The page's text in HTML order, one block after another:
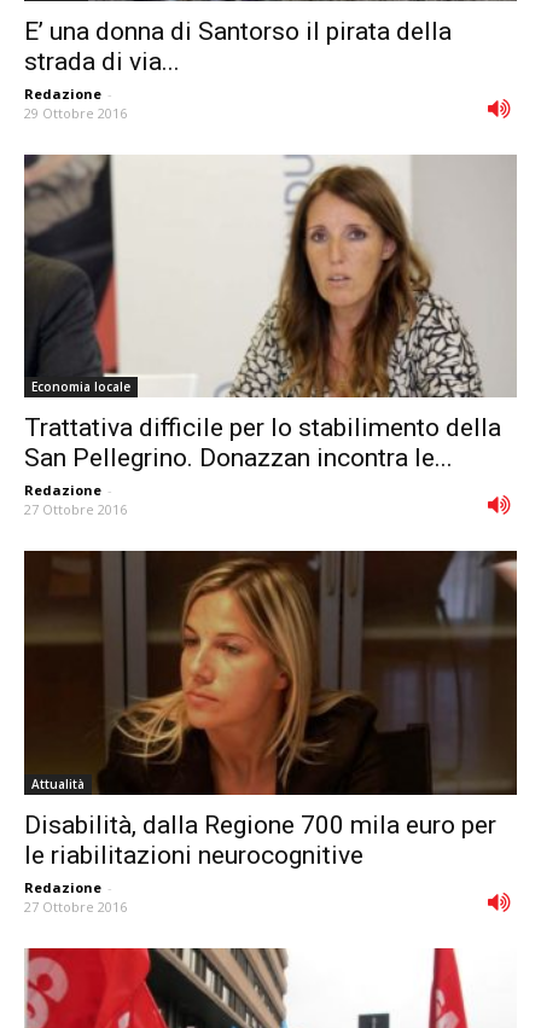
E’ una donna di Santorso il pirata della
strada di via...
Redazione -
29 Ottobre 2016
Economia locale
Trattativa difficile per lo stabilimento della
San Pellegrino. Donazzan incontra le...
Redazione -
27 Ottobre 2016
Attualità
Disabilità, dalla Regione 700 mila euro per
le riabilitazioni neurocognitive
Redazione -
27 Ottobre 2016